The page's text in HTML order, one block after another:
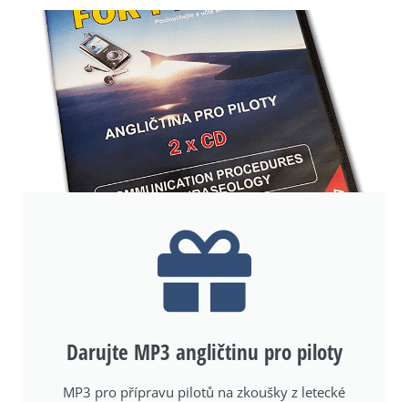
Darujte MP3 angličtinu pro piloty
MP3 pro přípravu pilotů na zkoušky z letecké